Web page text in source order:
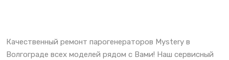
Качественный ремонт парогенераторов Mystery в
Волгограде всех моделей рядом с Вами! Наш сервисный